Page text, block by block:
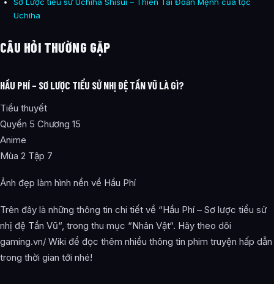
Uchiha
CÂU HỎI THƯỜNG GẶP
HẦU PHÍ – SƠ LƯỢC TIỂU SỬ NHỊ ĐỆ TẦN VŨ LÀ GÌ?
Tiểu thuyết
Quyển 5 Chương 15
Anime
Mùa 2 Tập 7
Ảnh đẹp làm hình nền về Hầu Phí
Trên đây là những thông tin chi tiết về “Hầu Phí – Sơ lược tiểu sử
nhị đệ Tần Vũ“, trong thu mục “Nhân Vật“. Hãy theo dõi
gaming.vn/ Wiki để đọc thêm nhiều thông tin phim truyện hấp dẫn
trong thời gian tới nhé!